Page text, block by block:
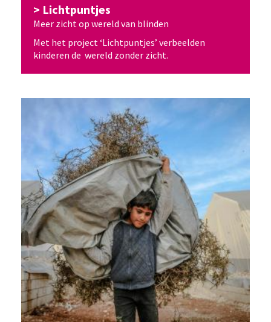
Lichtpuntjes
Meer zicht op wereld van blinden
Met het project ‘Lichtpuntjes’ verbeelden
kinderen de wereld zonder zicht.